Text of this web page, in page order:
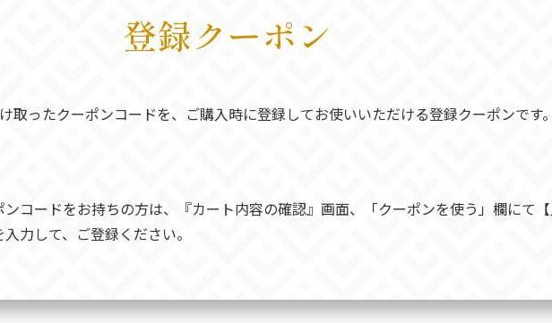
登録クーポン
取ったクーポンコードを、ご購入時に登録してお使いいただける登録クーポンです。
コードをお持ちの方は、『カート内容の確認』画面、「クーポンを使う」欄にて【
力して、ご登録ください。